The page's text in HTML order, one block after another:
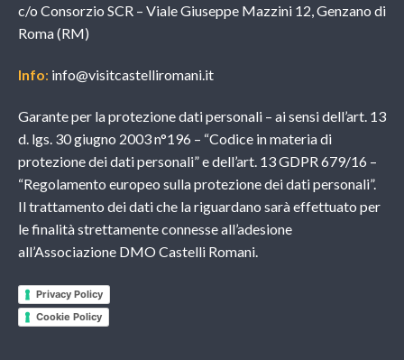
c/o Consorzio SCR – Viale Giuseppe Mazzini 12, Genzano di
Roma (RM)
Info: info@visitcastelliromani.it
Garante per la protezione dati personali – ai sensi dell’art. 13
d. lgs. 30 giugno 2003 n°196 – “Codice in materia di
protezione dei dati personali” e dell’art. 13 GDPR 679/16 –
“Regolamento europeo sulla protezione dei dati personali”.
Il trattamento dei dati che la riguardano sarà effettuato per
le finalità strettamente connesse all’adesione
all’Associazione DMO Castelli Romani.
Privacy Policy
Cookie Policy